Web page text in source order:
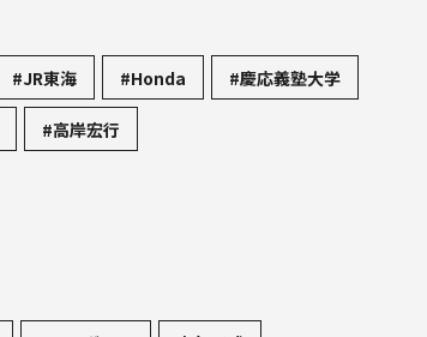
#JR東海 #Honda #慶応義塾大学
#高岸宏行